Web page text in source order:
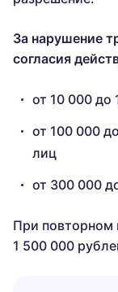
За нарушение
согласия
от 10 000 до
от 100 000
лиц
от 300 000
При повторном
1 500 000